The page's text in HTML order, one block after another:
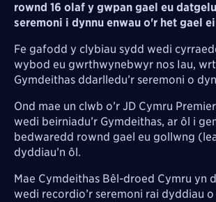
rownd 16 olaf y gwpan gael eu
seremoni i dynnu enwau o'r het gael
Fe gafodd y clybiau sydd wedi
wybod eu gwrthwynebwyr nos Iau,
Gymdeithas ddarlledu’r seremoni o
Ond mae un clwb o’r JD Cymru
wedi beirniadu’r Gymdeithas, ar ôl i
bedwaredd rownd gael eu gollwng
dyddiau’n ôl.
Mae Cymdeithas Bêl-droed Cymru yn
wedi recordio’r seremoni rai dyddiau